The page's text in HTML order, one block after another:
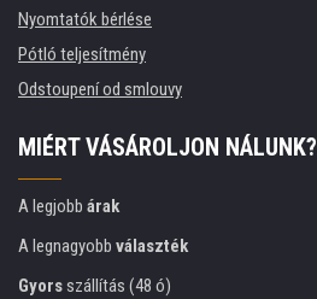
Nyomtatók bérlése
Pótló teljesítmény
Odstoupení od smlouvy
MIÉRT VÁSÁROLJON NÁLUNK?
A legjobb árak
A legnagyobb választék
Gyorsszállítás (48 ó)